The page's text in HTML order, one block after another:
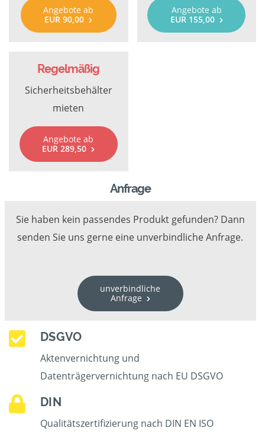
Angebote ab
EUR 90,00
Angebote ab
EUR 155,00
Regelmäßig
Sicherheitsbehälter
mieten
Angebote ab
EUR 289,50
Anfrage
Sie haben kein passendes Produkt gefunden? Dann
senden Sie uns gerne eine unverbindliche Anfrage.
unverbindliche
Anfrage
DSGVO
Aktenvernichtung und
Datenträgervernichtung nach EU DSGVO
DIN
Qualitätszertifizierung nach DIN EN ISO